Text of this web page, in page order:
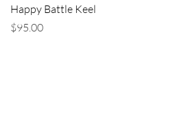
クイックビュー
Happy Battle Keel
価格
$95.00